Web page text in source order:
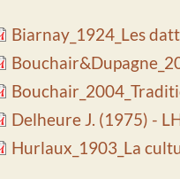
Biarnay_1924_Les
Delheure J. (1975) -
Hurlaux_1903_La